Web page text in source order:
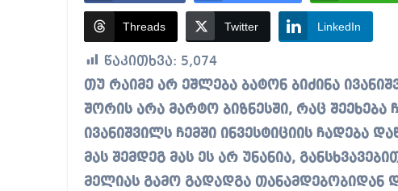
Threads Twitter LinkedIn
წაკითხვა: 5,074
თუ რაიმე არ ეშლება ბატონ ბიძინა ივანიშვილს, ეს არის ინვესტიციები და სხვათა
შორის არა მარტო ბიზნესში, რაც შეეხება
ივანიშვილს ჩემში ინვესტიციის ჩადება
მას შემდეგ მას ეს არ უნანია,
მელიას გამო გადადგა თანამდებობიდან